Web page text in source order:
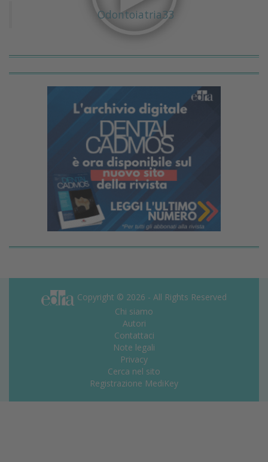
Odontoiatria33
Copyright © 2026 - All Rights Reserved
Chi siamo
Autori
Contattaci
Note legali
Privacy
Cerca nel sito
Registrazione MediKey